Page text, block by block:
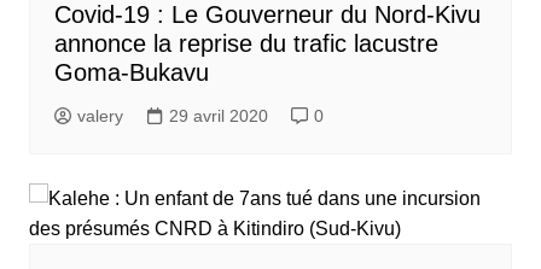
Covid-19 : Le Gouverneur du Nord-Kivu
annonce la reprise du trafic lacustre
Goma-Bukavu
valery 29 avril 2020 0